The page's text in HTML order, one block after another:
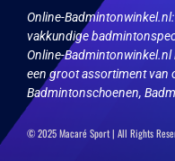
Online-Badmintonwinkel.nl:
vakkundige
Online-
een groot assortiment van
Badmintonschoenen,
© 2025 Macaré Sport | All Rights